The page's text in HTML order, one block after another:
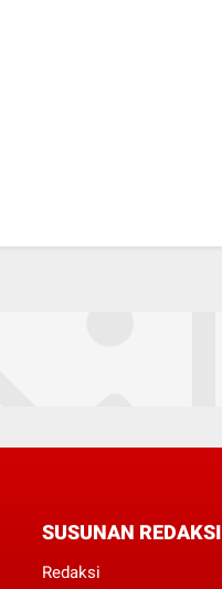
SUSUNAN REDAKSI
Redaksi